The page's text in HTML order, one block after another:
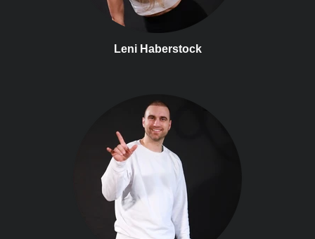
Leni Haberstock